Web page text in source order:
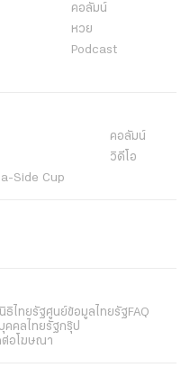
คอลัมน์
หวย
Podcast
คอลัมน์
วิดีโอ
Side Cup
ธิไทยรัฐศูนย์ข้อมูลไทยรัฐFAQ
คคลไทยรัฐกรุ๊ป
อโฆษณา